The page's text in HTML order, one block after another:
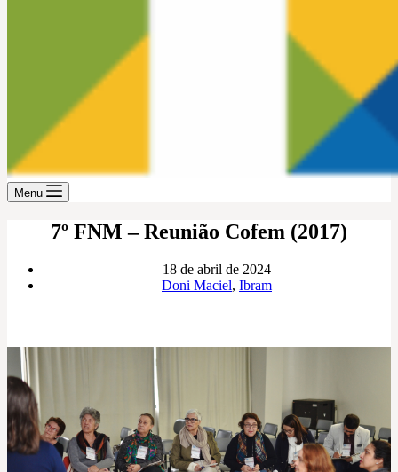
Menu
7º FNM – Reunião Cofem (2017)
18 de abril de 2024
Doni Maciel, Ibram